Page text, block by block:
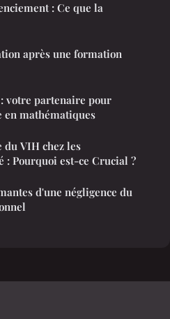
: Ce que la
après une formation
votre partenaire pour
mathématiques
VIH chez les
: Pourquoi est-ce Crucial ?
d'une négligence du